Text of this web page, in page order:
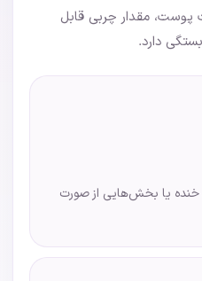
پوست، مقدار چربی قابل
دارد.
خنده یا بخش‌هایی از صورت